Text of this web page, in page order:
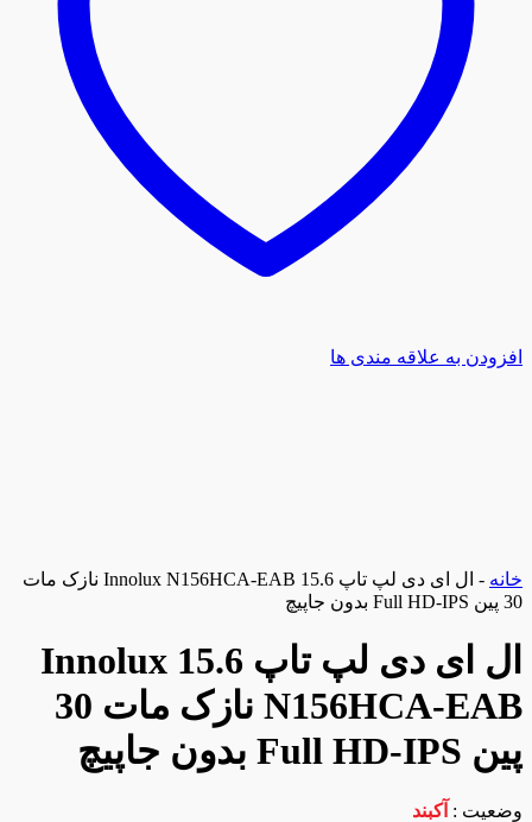
افزودن به علاقه مندی ها
خانه -
ال ای دی لپ تاپ 15.6 Innolux N156HCA-EAB نازک مات
30 پین Full HD-IPS بدون جاپیچ
ال ای دی لپ تاپ 15.6 Innolux
N156HCA-EAB نازک مات 30
پین Full HD-IPS بدون جاپیچ
وضعیت : آکبند